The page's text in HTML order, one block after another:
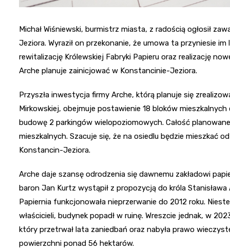
Michał Wiśniewski, burmistrz miasta, z radością ogłosił
Jeziora. Wyraził on przekonanie, że umowa ta przyniesie
rewitalizację Królewskiej Fabryki Papieru oraz realizację
Arche planuje zainicjować w Konstancinie-Jeziora.
Przyszła inwestycja firmy Arche, którą planuje się
Mirkowskiej, obejmuje postawienie 18 bloków
budowę 2 parkingów wielopoziomowych. Całość
mieszkalnych. Szacuje się, że na osiedlu będzie mieszkać
Konstancin-Jeziora.
Arche daje szansę odrodzenia się dawnemu zakładowi
baron Jan Kurtz wystąpił z propozycją do króla
Papiernia funkcjonowała nieprzerwanie do 2012 roku.
właścicieli, budynek popadł w ruinę. Wreszcie jednak, w
który przetrwał lata zaniedbań oraz nabyła prawo
powierzchni ponad 56 hektarów.